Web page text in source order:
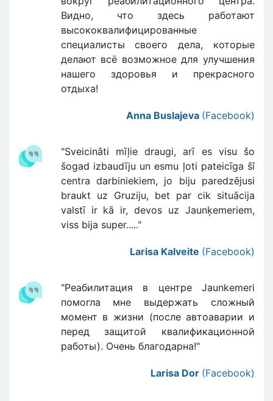
Видно, что здесь работают
высококвалифицированные
специалисты своего дела, которые
делают всё возможное для улучшения
нашего здоровья и прекрасного
отдыха!
Anna Buslajeva (Facebook)
"Sveicināti mīļie draugi, arī es visu šo
šogad izbaudīju un esmu ļoti pateicīga šī
centra darbiniekiem, jo biju paredzējusi
braukt uz Gruziju, bet par cik situācija
valstī ir kā ir, devos uz Jaunķemeriem,
viss bija super....."
Larisa Kalveite (Facebook)
"Реабилитация в центре Jaunkemeri
помогла мне выдержать сложный
момент в жизни (после автоаварии и
перед защитой квалификационной
работы). Очень благодарна!"
Larisa Dor (Facebook)